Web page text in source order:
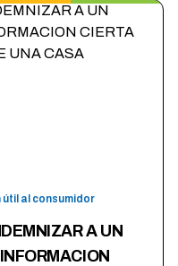
útil al consumidor
A UN